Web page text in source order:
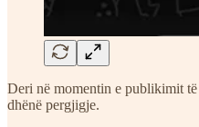
Deri në momentin e publikimit
dhënë pergjigje.